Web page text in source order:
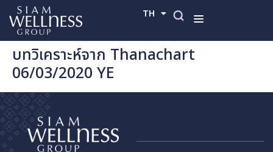
TH
EN
บทวิเคราะห์จาก Thanachart
06/03/2020 YE